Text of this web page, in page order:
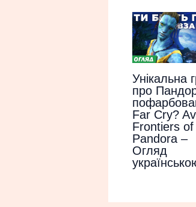
Унікальна
про
Far Cry?
Frontiers of
Pandora –
Огляд